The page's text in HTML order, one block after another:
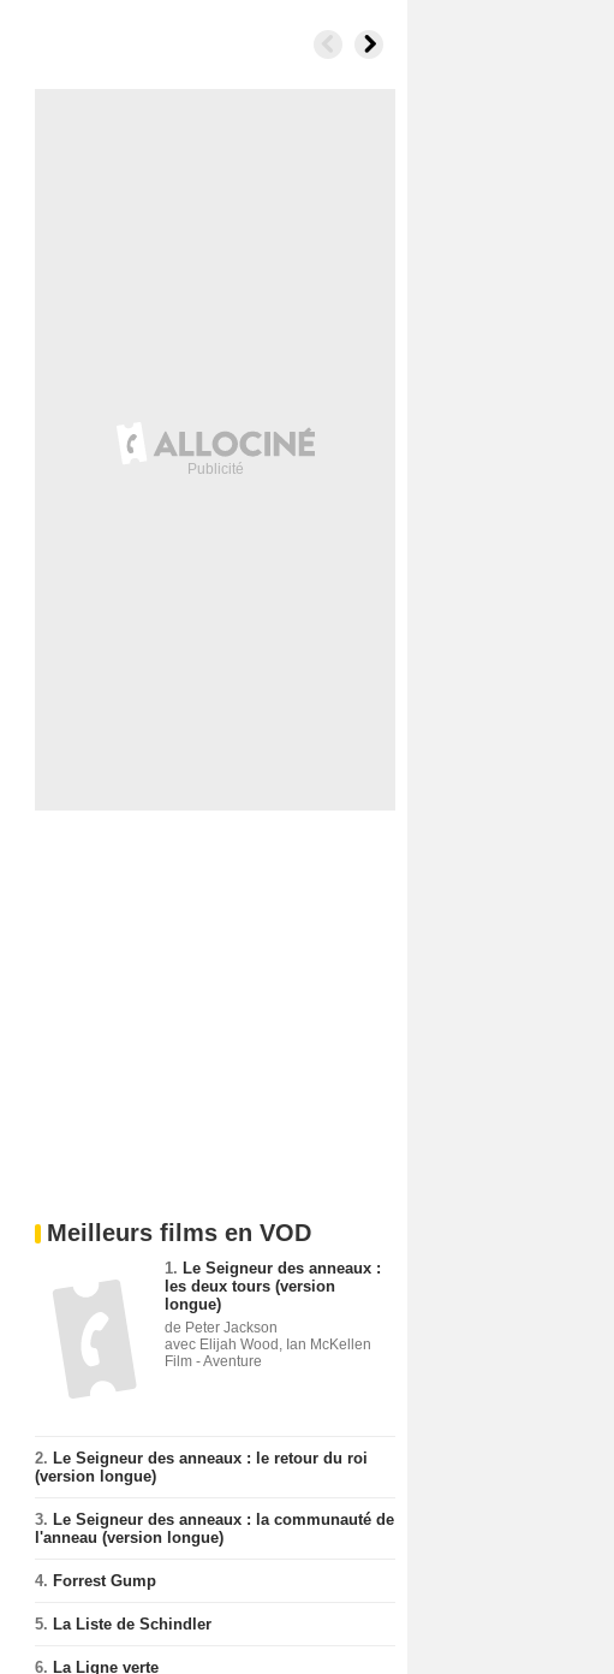
Meilleurs films en VOD
1. Le Seigneur des anneaux :
les deux tours (version
longue)
de Peter Jackson
avec Elijah Wood, Ian McKellen
Film - Aventure
2. Le Seigneur des anneaux : le retour du roi
(version longue)
3. Le Seigneur des anneaux : la communauté de
l'anneau (version longue)
4. Forrest Gump
5. La Liste de Schindler
6. La Ligne verte